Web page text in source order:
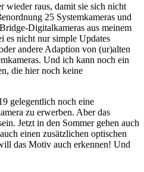
wieder raus, damit sie sich nicht
25 Systemkameras und
Digitalkameras aus meinem
es nicht nur simple Updates
andere Adaption von (ur)alten
Und ich kann noch ein
die hier noch keine
gelegentlich noch eine
zu erwerben. Aber das
Jetzt in den Sommer gehen auch
einen zusätzlichen optischen
das Motiv auch erkennen! Und